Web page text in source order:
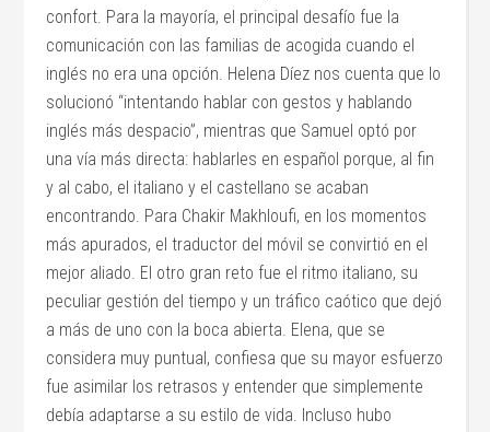
confort. Para la mayoría, el principal desafío fue la
comunicación con las familias de acogida cuando el
inglés no era una opción. Helena Díez nos cuenta que lo
solucionó “intentando hablar con gestos y hablando
inglés más despacio”, mientras que Samuel optó por
una vía más directa: hablarles en español porque, al fin
y al cabo, el italiano y el castellano se acaban
encontrando. Para Chakir Makhloufi, en los momentos
más apurados, el traductor del móvil se convirtió en el
mejor aliado. El otro gran reto fue el ritmo italiano, su
peculiar gestión del tiempo y un tráfico caótico que dejó
a más de uno con la boca abierta. Elena, que se
considera muy puntual, confiesa que su mayor esfuerzo
fue asimilar los retrasos y entender que simplemente
debía adaptarse a su estilo de vida. Incluso hubo